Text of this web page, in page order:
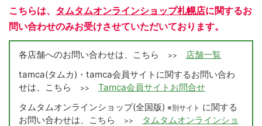
こちらは、 タムタムオンラインショップ札幌店に関するお
問い合わせのみお受けさせていただいております。
各店舗へのお問い合わせは、こちら >>
店舗一覧
tamca(タムカ)・tamca会員サイトに関するお問い合わ
せは、こちら
>>
Tamca会員サイトお問合せ
タムタムオンラインショップ(全国版) ※別サイト に関する
お問い合わせは、こちら
>>
タムタムオンラインショ